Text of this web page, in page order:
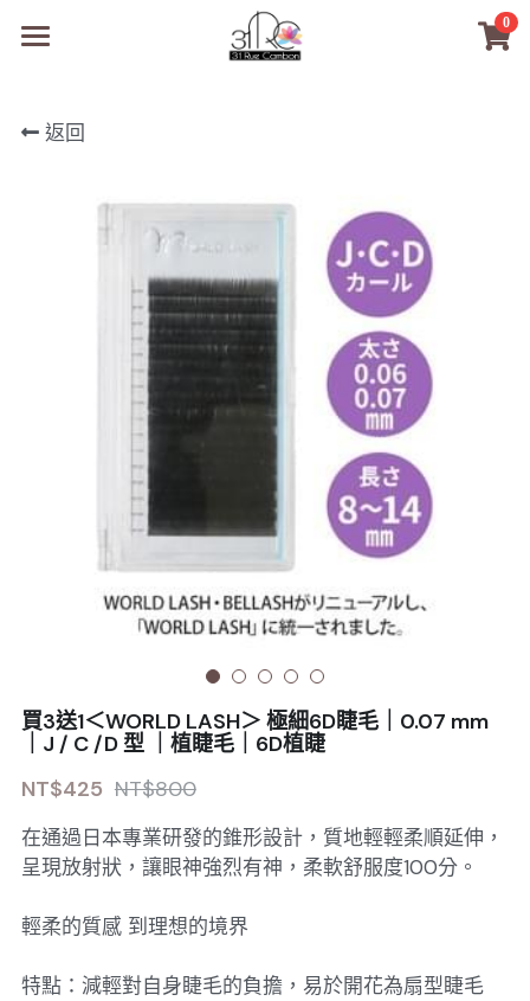
0
商品
PreMedi眼部護理
PreMedi眼部護理
數位電子書
經典單根圓毛
超值購物金
WL睫毛
小紅書款
扁毛調色
日式扁毛
W型睫毛
彩色睫毛
WORLDLASH
睫毛黑膠
睫毛前處裡
睫毛提拉
睫毛夾子
睫毛周邊
Sale睫毛
絕版彩睫
絕版圓毛
絕版W型
日本OMD美甲品牌
凝膠筆刷
凝膠機器
修甲磨棒
品牌開店包
OEM訂製
技術課程
教學教室
NEA睫毛協會
繁體中文
註冊/登入
返回
買3送1＜WORLD LASH＞ 極細6D睫毛｜0.07 mm
｜J / C /D 型 ｜植睫毛｜6D植睫
NT$425 NT$800
在通過日本專業研發的錐形設計，質地輕輕柔順延伸，
呈現放射狀，讓眼神強烈有神，柔軟舒服度100分。
輕柔的質感 到理想的境界
特點：減輕對自身睫毛的負擔，易於開花為扇型睫毛
×
商品分類
所有商品分類